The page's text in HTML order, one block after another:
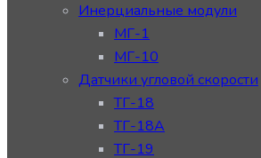
Инерциальные модули
МГ-1
МГ-10
Датчики угловой скорости
ТГ-18
ТГ-18А
ТГ-19